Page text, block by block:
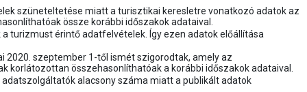
szüneteltetése miatt a turisztikai keresletre vonatkozó adatok az
össze korábbi időszakok adataival.
turizmust érintő adatfelvételek. Így ezen adatok előállítása
2020. szeptember 1-től ismét szigorodtak, amely az
összehasonlíthatóak a korábbi időszakok adataival.
alacsony száma miatt a publikált adatok